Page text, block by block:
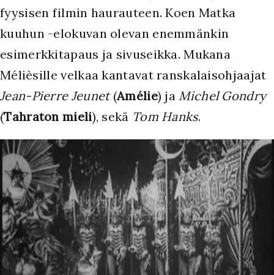
fyysisen filmin haurauteen. Koen Matka
kuuhun -elokuvan olevan enemmänkin
esimerkkitapaus ja sivuseikka. Mukana
Mélièsille velkaa kantavat ranskalaisohjaajat
Jean-Pierre Jeunet(Amélie) ja Michel Gondry
(Tahraton mieli), sekä Tom Hanks.